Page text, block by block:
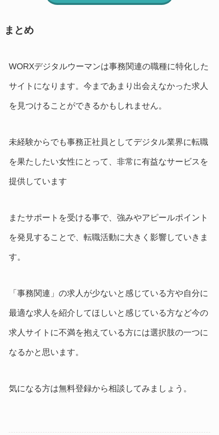
まとめ
WORXデジタルウーマンは事務関連の職種に特化した
サイトになります。今まであまり出会えなかった求人
を見つけることができるかもしれません。
未経験からでも事務正社員としてデジタル業界に転職
を果たしたい女性にとって、非常に有益なサービスを
提供しています
またサポートを受ける事で、強みやアピールポイント
を発見することで、転職活動に大きく影響していきま
す。
「事務関連」の求人が少ないと感じている方や自分に
最適な求人を紹介してほしいと感じている方など今の
求人サイトに不満を抱えている方には選択肢の一つに
なるかと思います。
気になる方は無料登録から相談してみましょう。